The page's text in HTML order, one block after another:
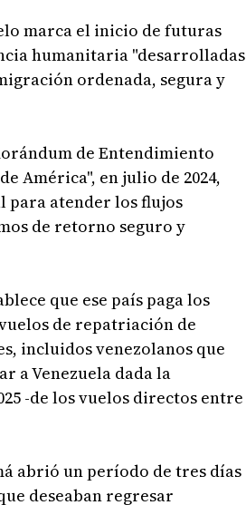
marca el inicio de futuras
humanitaria "desarrolladas
ordenada, segura y
de Entendimiento
América", en julio de 2024,
atender los flujos
de retorno seguro y
que ese país paga los
de repatriación de
incluidos venezolanos que
a Venezuela dada la
-de los vuelos directos entre
abrió un período de tres días
deseaban regresar